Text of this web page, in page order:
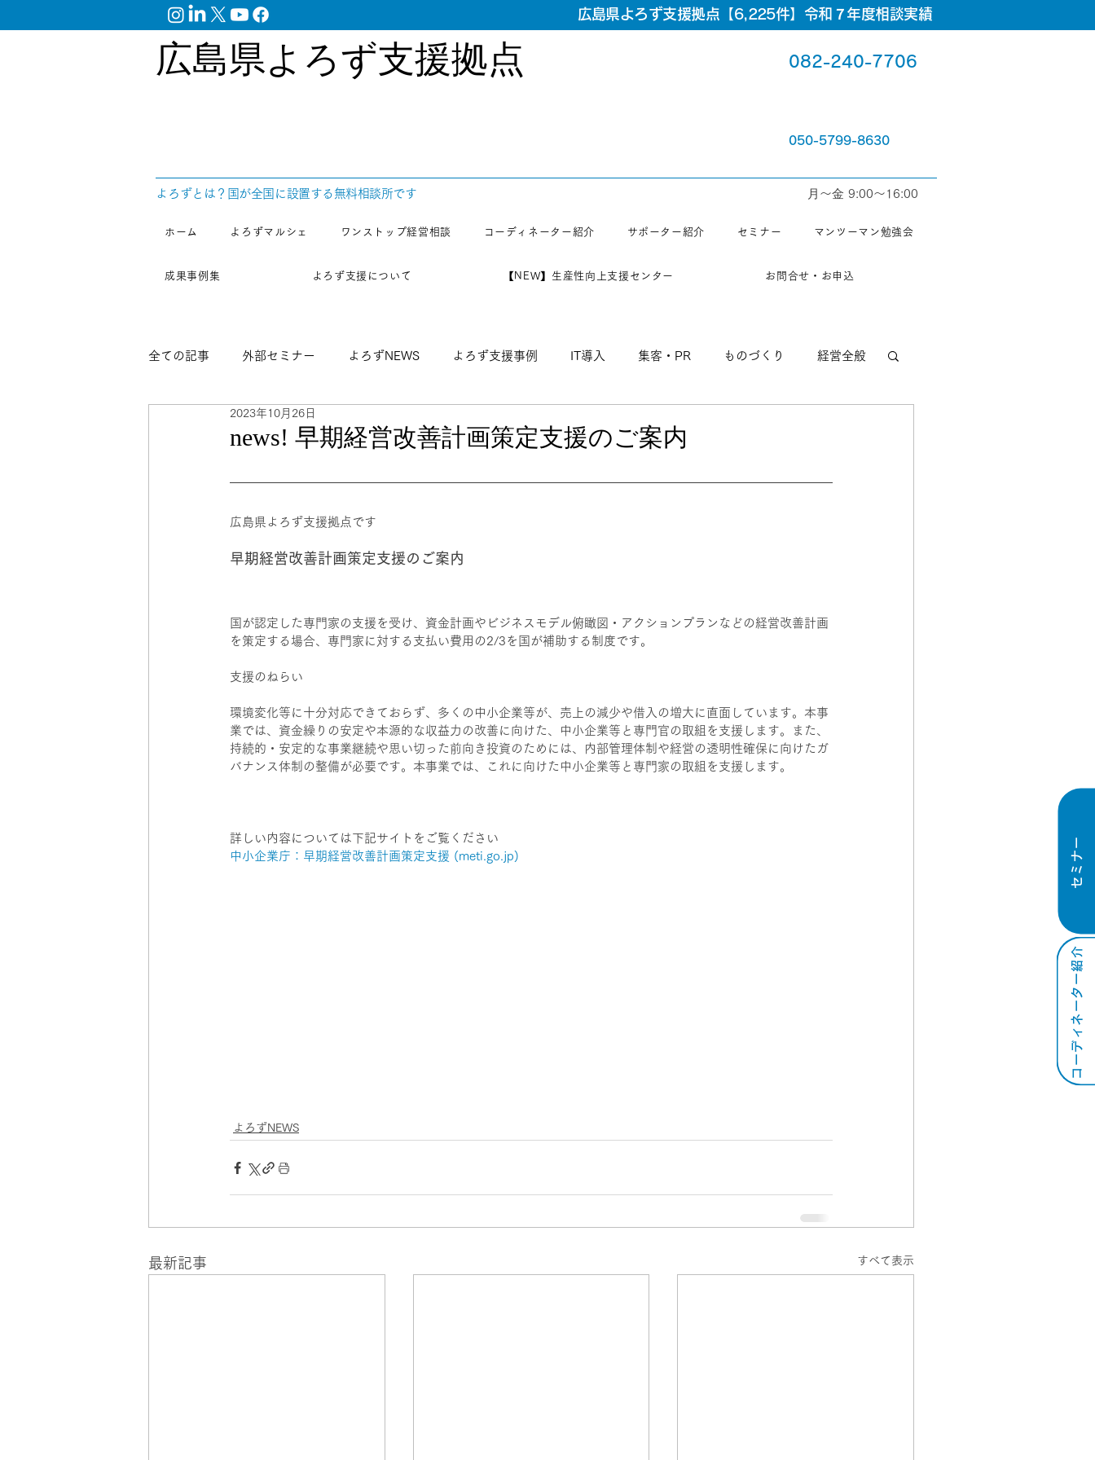
広島県よろず支援拠点【6,225件】令和７年度相談実績
広島県よろず支援拠点 082-240-7706
050-5799-8630
​よろずとは？国が全国に設置する無料相談所です ⽉〜⾦ 9:00〜16:00
ホーム よろずマルシェ ワンストップ経営相談 コーディネーター紹介 サポーター紹介 セミナー マンツーマン勉強会
成果事例集 よろず支援について 【NEW】生産性向上支援センター お問合せ・お申込
セミナー
コーディネーター紹介
全ての記事 外部セミナー よろずNEWS よろず支援事例 IT導入 集客・PR ものづくり 経営全般
海外販路計画 人事・労務
news! 早期経営改善計画策定支援のご案内
2023年10月26日
広島県よろず支援拠点です
早期経営改善計画策定支援のご案内
国が認定した専門家の支援を受け、資金計画やビジネスモデル俯瞰図・アクションプランなどの経営改善計画
を策定する場合、専門家に対する支払い費用の2/3を国が補助する制度です。
支援のねらい
環境変化等に十分対応できておらず、多くの中小企業等が、売上の減少や借入の増大に直面しています。本事
業では、資金繰りの安定や本源的な収益力の改善に向けた、中小企業等と専門官の取組を支援します。また、
持続的・安定的な事業継続や思い切った前向き投資のためには、内部管理体制や経営の透明性確保に向けたガ
バナンス体制の整備が必要です。本事業では、これに向けた中小企業等と専門家の取組を支援します。
詳しい内容については下記サイトをご覧ください
中小企業庁：早期経営改善計画策定支援 (meti.go.jp)
よろずNEWS
最新記事 すべて表示